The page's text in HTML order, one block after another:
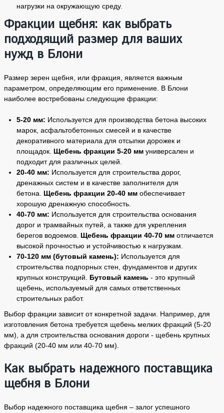
нагрузки на окружающую среду.
Фракции щебня: как выбрать
подходящий размер для ваших
нужд в Блони
Размер зерен щебня, или фракция, является важным
параметром, определяющим его применение. В Блони
наиболее востребованы следующие фракции:
5-20 мм: Используется для производства бетона высоких
марок, асфальтобетонных смесей и в качестве
декоративного материала для отсыпки дорожек и
площадок. Щебень фракции 5-20 мм универсален и
подходит для различных целей.
20-40 мм: Используется для строительства дорог,
дренажных систем и в качестве заполнителя для
бетона. Щебень фракции 20-40 мм обеспечивает
хорошую дренажную способность.
40-70 мм: Используется для строительства основания
дорог и трамвайных путей, а также для укрепления
берегов водоемов. Щебень фракции 40-70 мм отличается
высокой прочностью и устойчивостью к нагрузкам.
70-120 мм (бутовый камень): Используется для
строительства подпорных стен, фундаментов и других
крупных конструкций. Бутовый камень - это крупный
щебень, используемый для самых ответственных
строительных работ.
Выбор фракции зависит от конкретной задачи. Например, для
изготовления бетона требуется щебень мелких фракций (5-20
мм), а для строительства основания дороги - щебень крупных
фракций (20-40 мм или 40-70 мм).
Как выбрать надежного поставщика
щебня в Блони
Выбор надежного поставщика щебня – залог успешного